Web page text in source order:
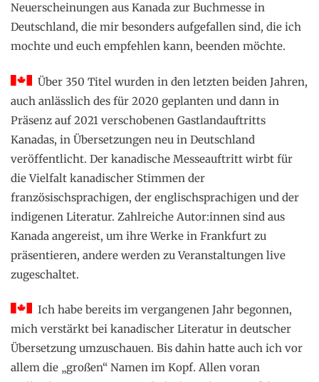
Neuerscheinungen aus Kanada zur Buchmesse in
Deutschland, die mir besonders aufgefallen sind, die ich
mochte und euch empfehlen kann, beenden möchte.
Über 350 Titel wurden in den letzten beiden Jahren,
auch anlässlich des für 2020 geplanten und dann in
Präsenz auf 2021 verschobenen Gastlandauftritts
Kanadas, in Übersetzungen neu in Deutschland
veröffentlicht. Der kanadische Messeauftritt wirbt für
die Vielfalt kanadischer Stimmen der
französischsprachigen, der englischsprachigen und der
indigenen Literatur. Zahlreiche Autor:innen sind aus
Kanada angereist, um ihre Werke in Frankfurt zu
präsentieren, andere werden zu Veranstaltungen live
zugeschaltet.
Ich habe bereits im vergangenen Jahr begonnen,
mich verstärkt bei kanadischer Literatur in deutscher
Übersetzung umzuschauen. Bis dahin hatte auch ich vor
allem die „großen“ Namen im Kopf. Allen voran